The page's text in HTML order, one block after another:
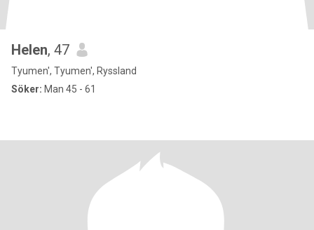
Helen, 47
Tyumen', Tyumen', Ryssland
Söker: Man 45 - 61